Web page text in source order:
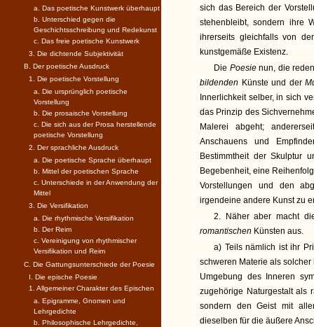
sich das Bereich der
stehenbleibt, sondern ihre
ihrerseits gleichfalls von
kunstgemäße Existenz.
Die Poesie nun, die
bildenden Künste und der
Innerlichkeit selber, in sich
das Prinzip des
Malerei abgeht;
Anschauens und
Bestimmtheit der Skulptur
Begebenheit, eine
Vorstellungen und den
irgendeine andere Kunst zu
2. Näher aber macht
romantischen Künsten aus.
a) Teils nämlich ist ihr
schweren Materie als
Umgebung des Inneren
zugehörige Naturgestalt als
sondern den Geist mit
dieselben für die äußere
a. Das poetische Kunstwerk überhaupt
b. Unterschied gegen die
Geschichtsschreibung und Redekunst
c. Das freie poetische Kunstwerk
3. Die dichtende Subjektivität
B. Der poetische Ausdruck
1. Die poetische Vorstellung
a. Die ursprünglich poetische
Vorstellung
b. Die prosaische Vorstellung
c. Die sich aus der Prosa herstellende
poetische Vorstellung
2. Der sprachliche Ausdruck
a. Die poetische Sprache überhaupt
b. Mittel der poetischen Sprache
c. Unterschiede in der Anwendung der
Mittel
3. Die Versifikation
a. Die rhythmische Versifikation
b. Der Reim
c. Vereinigung von rhythmischer
Versifikation und Reim
C. Die Gattungsunterschiede der Poesie
I. Die epische Poesie
1. Allgemeiner Charakter des Epischen
a. Epigramme, Gnomen und
Lehrgedichte
b. Philosophische Lehrgedichte,